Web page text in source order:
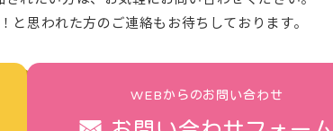
と思われた方のご連絡もお待ちしております。
WEBからのお問い合わせ